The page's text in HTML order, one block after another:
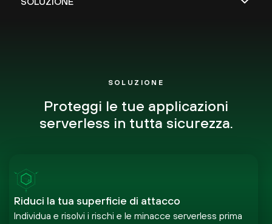
SOLUZIONE
Proteggi le tue applicazioni
serverless in tutta sicurezza.
Riduci la tua superficie di attacco
Individua e risolvi i rischi e le minacce serverless prima